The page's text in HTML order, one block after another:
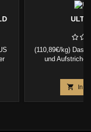
(110,89€/kg) Das
und Aufstriche,
 In